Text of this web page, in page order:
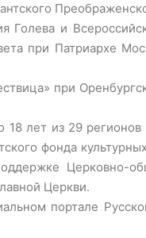
Голева и
при Патриархе
при
18 лет из 29
фонда
Церковно-
Церкви.
портале